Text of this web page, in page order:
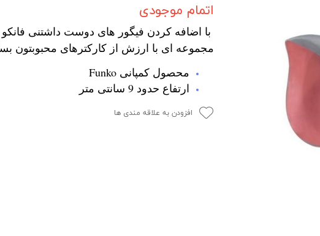
اتمام موجودی
با اضافه کردن فیگور های دوست داشتنی فانکو
مجموعه ای با ارزش از کارکترهای محبوبتون
محصول کمپانی Funko
ارتفاع حدود 9 سانتی متر
افزودن به علاقه مندی ها